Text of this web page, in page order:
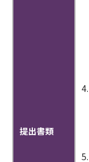
提出書類